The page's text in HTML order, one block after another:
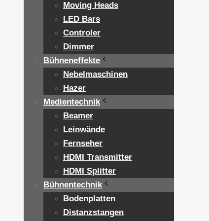
Moving Heads
LED Bars
Controler
Dimmer
Bühneneffekte
Nebelmaschinen
Hazer
Medientechnik
Beamer
Leinwände
Fernseher
HDMI Transmitter
HDMI Splitter
Bühnentechnik
Bodenplatten
Distanzstangen